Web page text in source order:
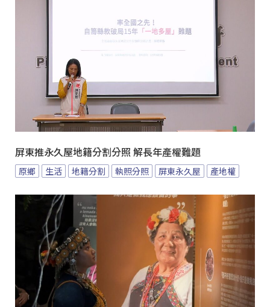
屏東推永久屋地籍分割分照 解長年產權難題
原鄉 生活 地籍分割 執照分照 屏東永久屋 產地權